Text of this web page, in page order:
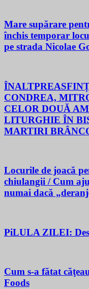
Mare supărare
închis temporar
pe strada Nicolae
CONDREA,
CELOR DOUĂ
LITURGHIE ÎN
MARTIRI
Locurile de joacă
chiulangii / Cum
numai dacă
PiLULA ZILEI:
Cum s-a fătat
Foods